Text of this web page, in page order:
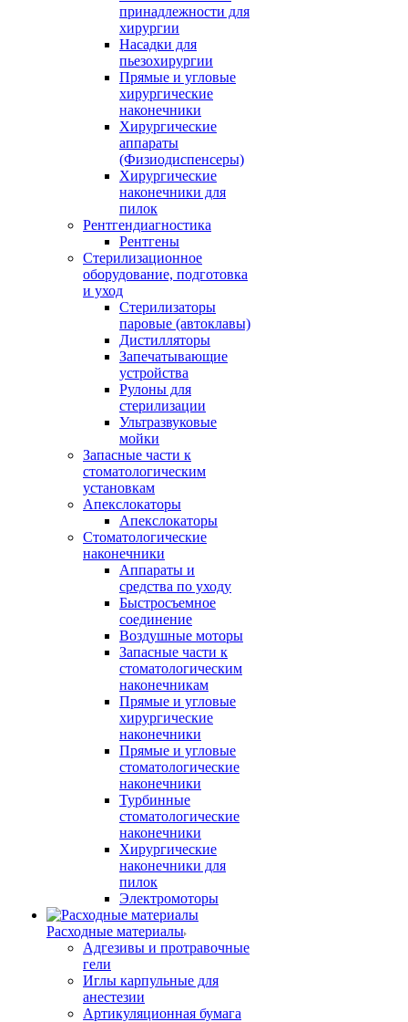
принадлежности для
хирургии
Насадки для
пьезохирургии
Прямые и угловые
хирургические
наконечники
Хирургические
аппараты
(Физиодиспенсеры)
Хирургические
наконечники для
пилок
Рентгендиагностика
Рентгены
Стерилизационное
оборудование, подготовка
и уход
Стерилизаторы
паровые (автоклавы)
Дистилляторы
Запечатывающие
устройства
Рулоны для
стерилизации
Ультразвуковые
мойки
Запасные части к
стоматологическим
установкам
Апекслокаторы
Апекслокаторы
Стоматологические
наконечники
Аппараты и
средства по уходу
Быстросъемное
соединение
Воздушные моторы
Запасные части к
стоматологическим
наконечникам
Прямые и угловые
хирургические
наконечники
Прямые и угловые
стоматологические
наконечники
Турбинные
стоматологические
наконечники
Хирургические
наконечники для
пилок
Электромоторы
Расходные материалы
Адгезивы и протравочные
гели
Иглы карпульные для
анестезии
Артикуляционная бумага